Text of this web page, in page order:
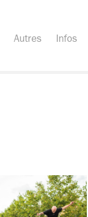
Autres Infos